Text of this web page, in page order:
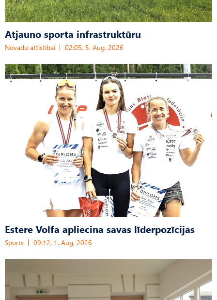
Atjauno sporta infrastruktūru
Novadu attīstībai 02:05, 5. Aug, 2026
Estere Volfa apliecina savas līderpozīcijas
Sports 09:12, 1. Aug, 2026